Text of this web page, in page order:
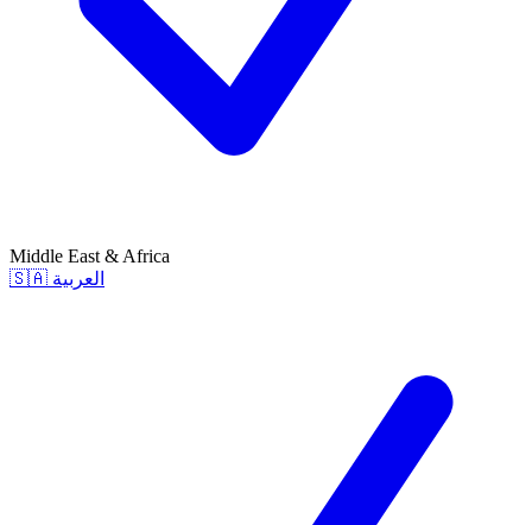
Middle East & Africa
🇸🇦 العربية